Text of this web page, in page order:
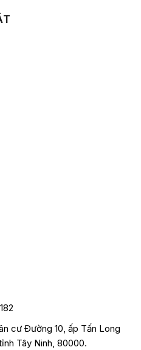
cư Đường 10, ấp Tấn Long
Tây Ninh, 80000.